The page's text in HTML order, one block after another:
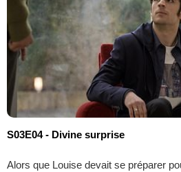
S03E04 - Divine surprise
Alors que Louise devait se préparer